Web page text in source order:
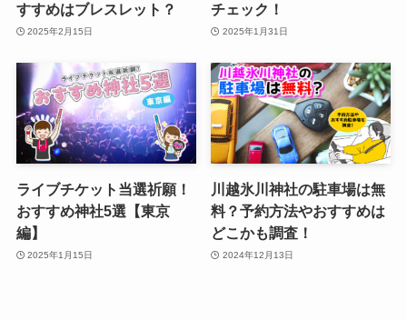
すすめはブレスレット？
2025年2月15日
チェック！
2025年1月31日
ライブチケット当選祈願！
おすすめ神社5選【東京
編】
2025年1月15日
川越氷川神社の駐車場は無
料？予約方法やおすすめは
どこかも調査！
2024年12月13日